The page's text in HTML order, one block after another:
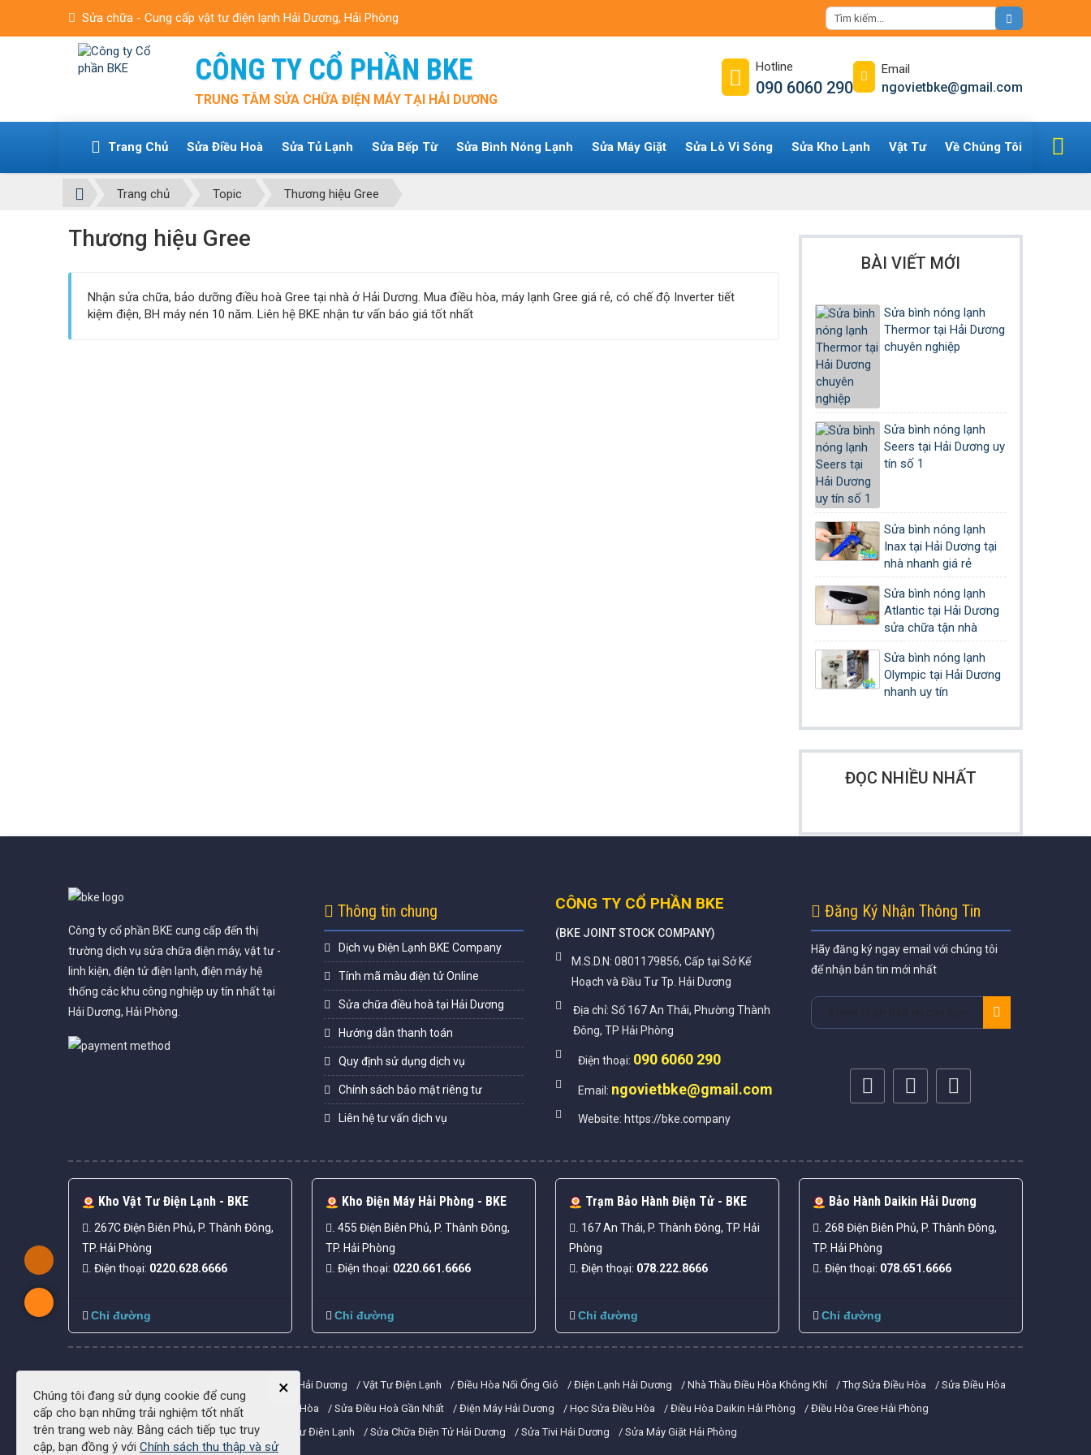
Sửa chữa - Cung cấp vật tư điện lạnh Hải Dương, Hải Phòng
CÔNG TY CỔ PHẦN BKE
TRUNG TÂM SỬA CHỮA ĐIỆN MÁY TẠI HẢI DƯƠNG
Hotline
090 6060 290
Email
ngovietbke@gmail.com
Trang Chủ Sửa Điều Hoà Sửa Tủ Lạnh Sửa Bếp Từ Sửa Bình Nóng Lạnh Sửa Máy Giặt Sửa Lò Vi Sóng Sửa Kho Lạnh Vật Tư Về Chúng Tôi
Trang chủ Topic Thương hiệu Gree
Thương hiệu Gree
Nhận sửa chữa, bảo dưỡng điều hoà Gree tại nhà ở Hải Dương. Mua điều hòa, máy lạnh Gree giá rẻ, có chế độ Inverter tiết
kiệm điện, BH máy nén 10 năm. Liên hệ BKE nhận tư vấn báo giá tốt nhất
BÀI VIẾT MỚI
Sửa bình nóng lạnh
Thermor tại Hải Dương
chuyên nghiệp
Sửa bình nóng lạnh
Seers tại Hải Dương uy
tín số 1
Sửa bình nóng lạnh
Inax tại Hải Dương tại
nhà nhanh giá rẻ
Sửa bình nóng lạnh
Atlantic tại Hải Dương
sửa chữa tận nhà
Sửa bình nóng lạnh
Olympic tại Hải Dương
nhanh uy tín
ĐỌC NHIỀU NHẤT
Công ty cổ phần BKE cung cấp đến thị
trường dịch vụ sửa chữa điện máy, vật tư -
linh kiện, điện tử điện lạnh, điện máy hệ
thống các khu công nghiệp uy tín nhất tại
Hải Dương, Hải Phòng.
CÔNG TY CỔ PHẦN BKE
(BKE JOINT STOCK COMPANY)
M.S.D.N: 0801179856, Cấp tại Sở Kế
Hoạch và Đầu Tư Tp. Hải Dương
Địa chỉ: Số 167 An Thái, Phường Thành
Đông, TP Hải Phòng
Điện thoại: 090 6060 290
Email: ngovietbke@gmail.com
Website: https://bke.company
Thông tin chung
Dịch vụ Điện Lạnh BKE Company
Tính mã màu điện tử Online
Sửa chữa điều hoà tại Hải Dương
Hướng dẫn thanh toán
Quy định sử dụng dịch vụ
Chính sách bảo mật riêng tư
Liên hệ tư vấn dịch vụ
Đăng Ký Nhận Thông Tin
Hãy đăng ký ngay email với chúng tôi
để nhận bản tin mới nhất
Kho Vật Tư Điện Lạnh - BKE
. 267C Điện Biên Phủ, P. Thành Đông,
TP. Hải Phòng
. Điện thoại: 0220.628.6666
Chỉ đường
Kho Điện Máy Hải Phòng - BKE
. 455 Điện Biên Phủ, P. Thành Đông,
TP. Hải Phòng
. Điện thoại: 0220.661.6666
Chỉ đường
Trạm Bảo Hành Điện Tử - BKE
. 167 An Thái, P. Thành Đông, TP. Hải
Phòng
. Điện thoại: 078.222.8666
Chỉ đường
Bảo Hành Daikin Hải Dương
. 268 Điện Biên Phủ, P. Thành Đông,
TP. Hải Phòng
. Điện thoại: 078.651.6666
Chỉ đường
Điện Máy Giá Kho Hải Dương Vật Tư Điện Lạnh Điều Hòa Nối Ống Gió Điện Lạnh Hải Dương Nhà Thầu Điều Hòa Không Khí Thợ Sửa Điều Hòa
Sửa Điều Hòa
Kho Điện Máy Hải Phòng
Báo Giá Sửa Điều Hòa Sửa Điều Hoà Gần Nhất Điện Máy Hải Dương Học Sửa Điều Hòa Điều Hòa Daikin Hải Phòng
Điều Hòa Gree Hải Phòng
Cửa Hàng Vật Tư Điện Lạnh
Tổng Kho Vật Tư Điện Lạnh Sửa Chữa Điện Tử Hải Dương Sửa Tivi Hải Dương Sửa Máy Giặt Hải Phòng
×
Chúng tôi đang sử dụng cookie để cung
cấp cho bạn những trải nghiệm tốt nhất
trên trang web này. Bằng cách tiếp tục truy
cập, bạn đồng ý với Chính sách thu thập và sử